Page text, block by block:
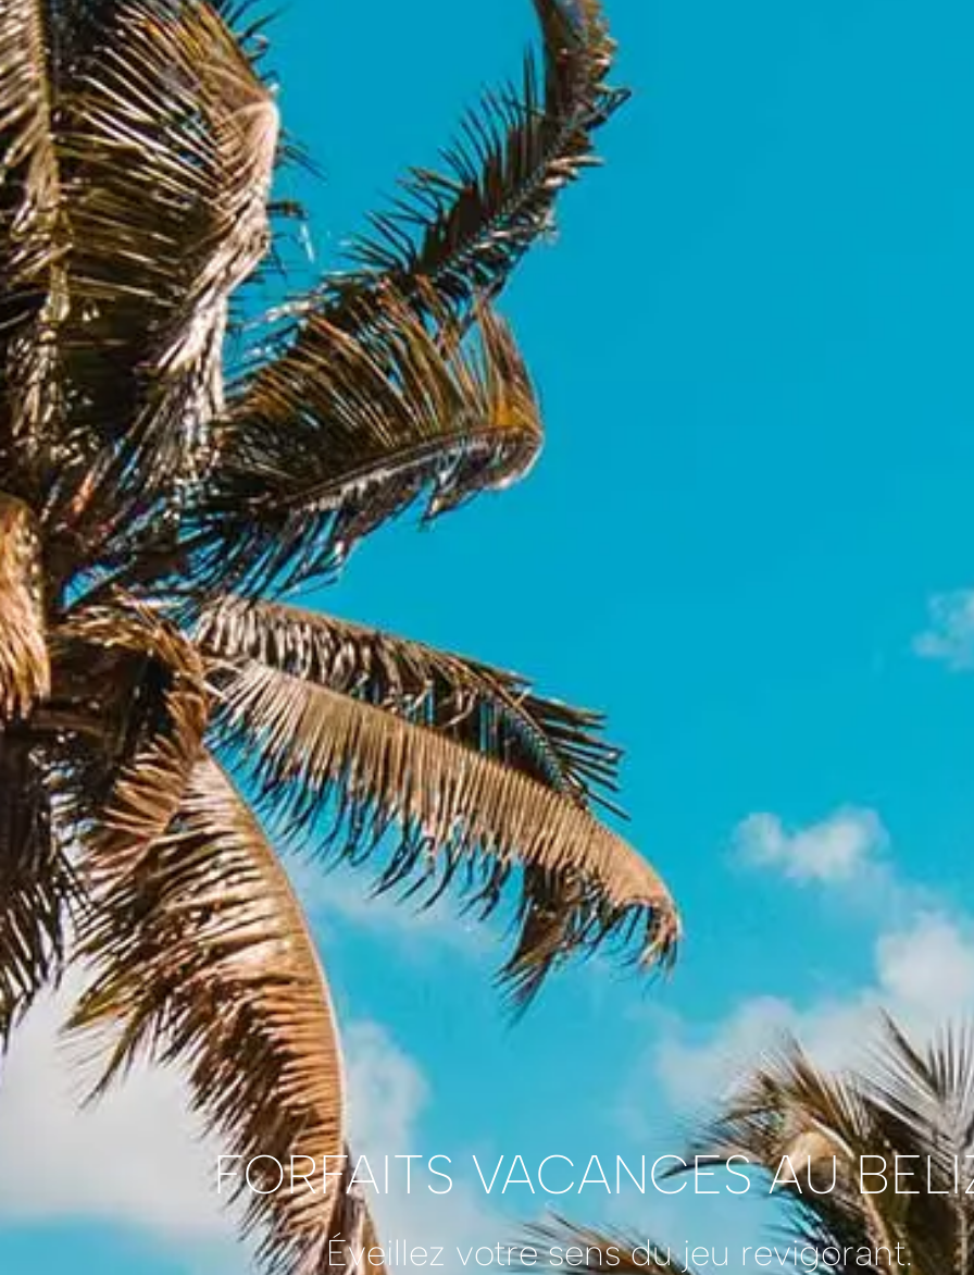
FORFAITS VACANCES AU
Éveillez votre sens du jeu revigorant.